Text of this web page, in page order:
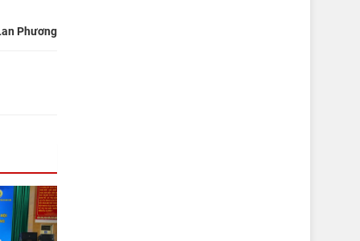
Phương